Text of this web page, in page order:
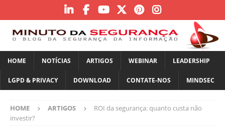
HOME NOTÍCIAS ARTIGOS WEBINAR LEADERSHIP
LGPD & PRIVACY DOWNLOAD CONTATE-NOS MINDSEC
HOME ARTIGOS
ROI da segurança: quanto custa não
investir?